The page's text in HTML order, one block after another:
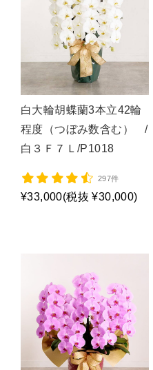
白大輪胡蝶蘭3本立42輪
程度（つぼみ数含む） /
白３Ｆ７Ｌ/P1018
297件
¥33,000(税抜 ¥30,000)